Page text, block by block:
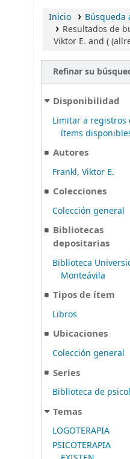
Inicio
Búsqueda
Resultados de
Viktor E. and (
Refinar su
Disponibilidad
Limitar a registros
ítems
Autores
Frankl, Viktor E.
Colecciones
Colección general
Bibliotecas
depositarias
Biblioteca
Monteávila
Tipos de ítem
Libros
Ubicaciones
Colección general
Series
Biblioteca de
Temas
LOGOTERAPIA
PSICOTERAPIA